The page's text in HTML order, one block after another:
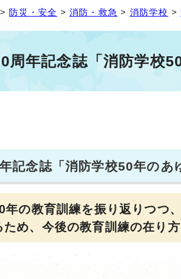
> 防災・安全 >消防・救急 > 消防学校 >
周年記念誌「消防学校
記念誌「消防学校50年のあ
年の教育訓練を振り返りつつ
め、今後の教育訓練の在り方